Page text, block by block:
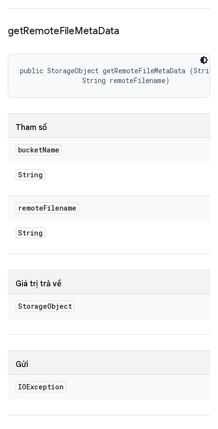
getRemoteFileMetaData
public StorageObject getRemoteFileMetaData
                String remoteFilename)
Tham số
bucketName
String
remoteFilename
String
Giá trị trả về
StorageObject
Gửi
IOException